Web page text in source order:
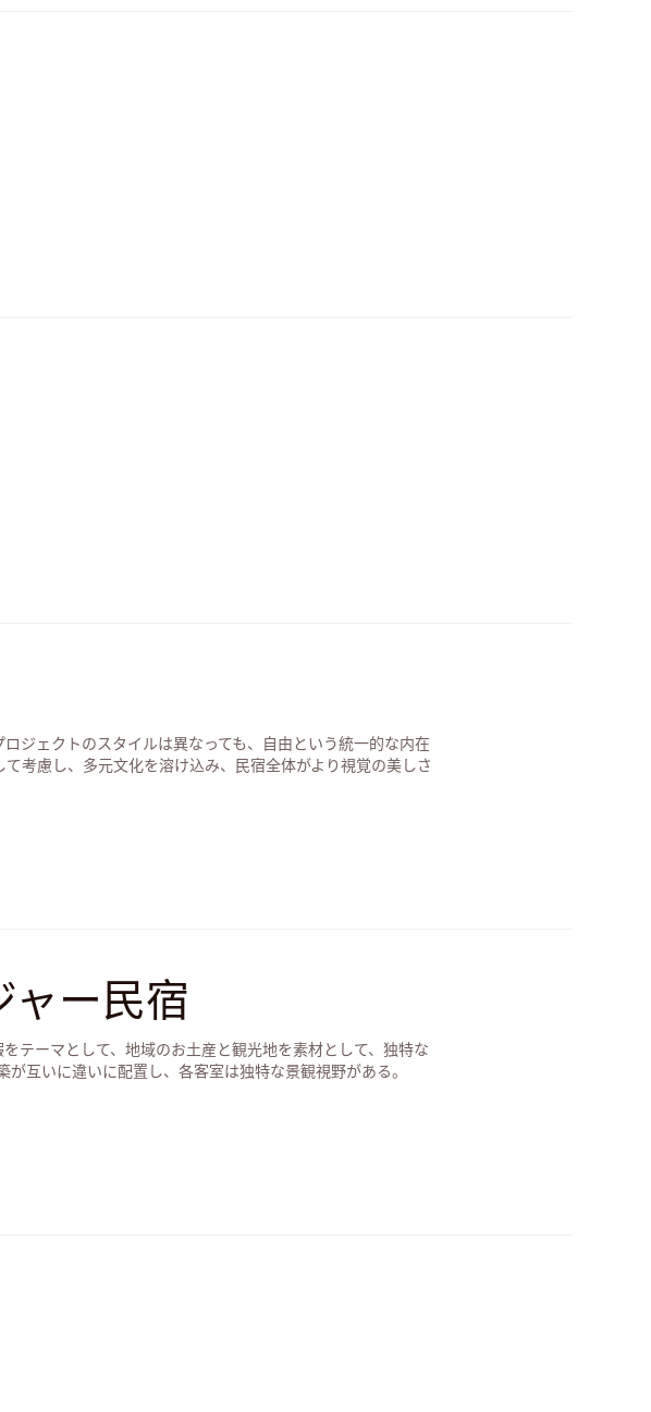
ジェクトのスタイルは異なっても、自由という統一的な内在
考慮し、多元文化を溶け込み、民宿全体がより視覚の美しさ
ー民宿
テーマとして、地域のお土産と観光地を素材として、独特な
互いに違いに配置し、各客室は独特な景観視野がある。